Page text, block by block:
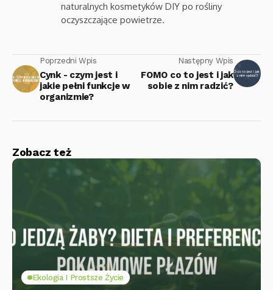
naturalnych kosmetyków DIY po rośliny
oczyszczające powietrze.
Poprzedni Wpis
Cynk - czym jest i
jakie pełni funkcje w
organizmie?
Następny Wpis
FOMO co to jest i jak
sobie z nim radzić?
Zobacz też
Ekologia I Prostsze Życie